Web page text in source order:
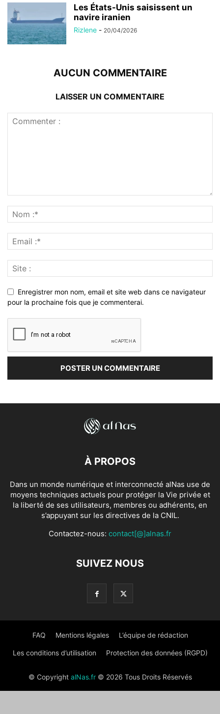
Les États-Unis saisissent un
navire iranien
Rizlene - 20/04/2026
AUCUN COMMENTAIRE
LAISSER UN COMMENTAIRE
Enregistrer mon nom, email et site web dans ce navigateur
pour la prochaine fois que je commenterai.
À PROPOS
Dans un monde numérique et interconnecté alNas use de
moyens techniques actuels pour protéger la Vie privée et
la liberté de ses utilisateurs, membres ou adhérents, en
s’appuyant sur les directives de la CNIL.
Contactez-nous: contact[@]alnas.fr
SUIVEZ NOUS
FAQ Mentions légales L’équipe de rédaction
Les conditions d’utilisation Protection des données (RGPD)
© Copyright alNas.fr© 2026 Tous Droits Réservés